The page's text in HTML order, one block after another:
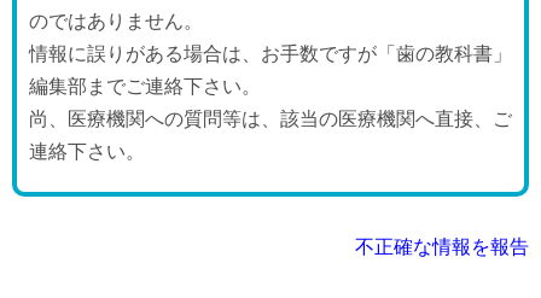
のではありません。
情報に誤りがある場合は、お手数ですが「歯の教科書」
編集部までご連絡下さい。
尚、医療機関への質問等は、該当の医療機関へ直接、ご
連絡下さい。
不正確な情報を報告